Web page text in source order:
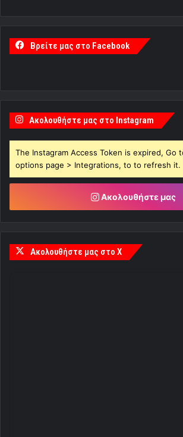
Βρείτε μας στο Facebook
Ακολουθήστε μας στο Instagram
The Instagram Access Token is expired, Go
options page > Integrations, to to refresh it.
Ακολουθήστε μας
Ακολουθήστε μας στο X